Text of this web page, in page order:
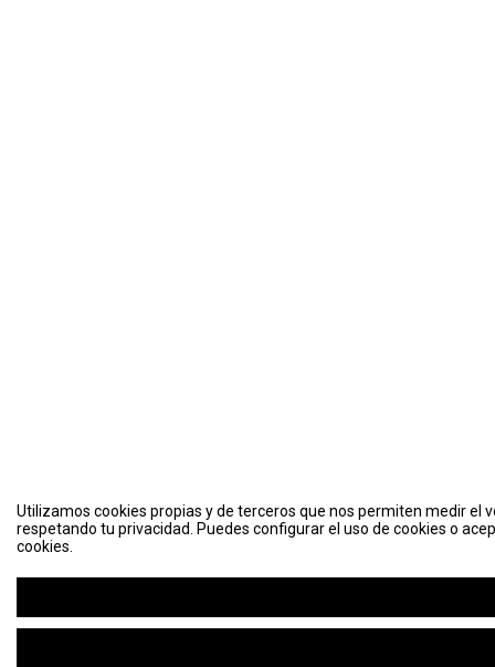
Utilizamos cookies propias y de terceros que nos permiten medir el
respetando tu privacidad. Puedes configurar el uso de cookies o
cookies.